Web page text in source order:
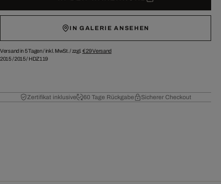
IN GALERIE ANSEHEN
Versand in 5 Tagen /inkl. MwSt. / zzgl. € 29Versand
2015/2015/ HDZ119
Zertifikat inklusive 60 Tage Rückgabe Sicherer Checkout